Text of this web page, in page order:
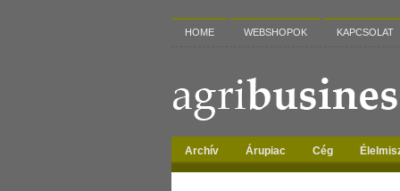
HOME WEBSHOPOK KAPCSOLAT
Archív Árupiac Cég